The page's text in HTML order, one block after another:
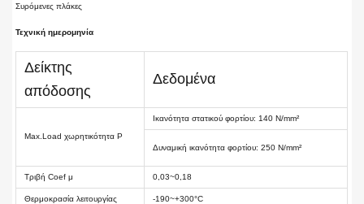
Συρόμενες πλάκες
Τεχνική ημερομηνία
Δείκτης
απόδοσης
Δεδομένα
Max.Load χωρητικότητα P
Ικανότητα στατικού φορτίου: 140 N/mm²
Δυναμική ικανότητα φορτίου: 250 N/mm²
Τριβή Coef μ 0,03~0,18
Θερμοκρασία λειτουργίας -190~+300°C